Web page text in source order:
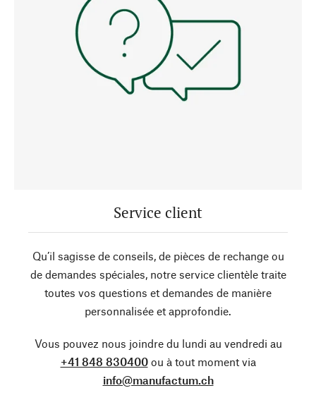
Service client
Qu’il sagisse de conseils, de pièces de rechange ou
de demandes spéciales, notre service clientèle traite
toutes vos questions et demandes de manière
personnalisée et approfondie.
Vous pouvez nous joindre du lundi au vendredi au
+41 848 830400ou à tout moment via
info@manufactum.ch